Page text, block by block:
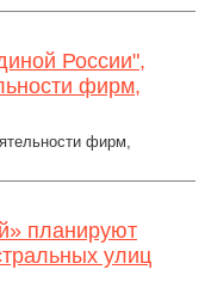
России",
фирм,
фирм,
планируют
улиц